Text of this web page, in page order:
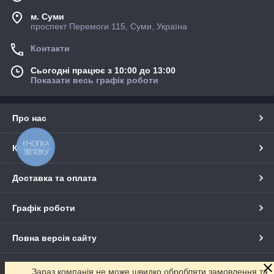
м. Суми
проспект Перемоги 115, Суми, Україна
Контакти
Сьогодні працює з 10:00 до 13:00
Показати весь графік роботи
Про нас
Контакти
Доставка та оплата
Графік роботи
Повна версія сайту
Сайт створено на маркетплейсі Prom.ua
Зараз компанія не може швидко обробляти замовлення та
КНОПКА
ЗВ'ЯЗКУ